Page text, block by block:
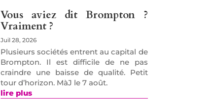
Vous aviez dit Brompton ?
Vraiment ?
Juil 28, 2026
Plusieurs sociétés entrent au capital de
Brompton. Il est difficile de ne pas
craindre une baisse de qualité. Petit
tour d’horizon. MàJ le 7 août.
lire plus